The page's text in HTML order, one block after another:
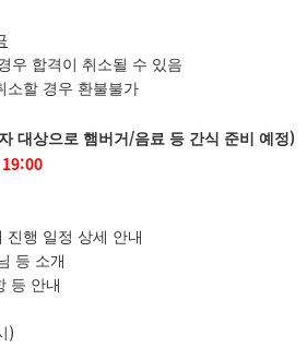
우 합격이 취소될 수 있음
소할 경우 환불불가
대상으로 햄버거 /음료 등 간식 준비 예정)
진행 일정 상세 안내
등 소개
등 안내
)